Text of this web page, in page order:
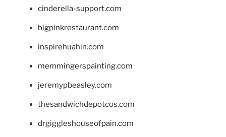
cinderella-support.com
bigpinkrestaurant.com
inspirehuahin.com
memmingerspainting.com
jeremypbeasley.com
thesandwichdepotcos.com
drgiggleshouseofpain.com